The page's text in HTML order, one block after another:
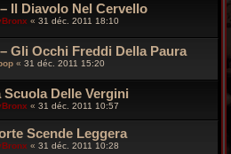
Il Diavolo Nel Cervello
« 31 déc. 2011 18:10
Gli Occhi Freddi Della Paura
« 31 déc. 2011 15:20
Scuola Delle Vergini
« 31 déc. 2011 10:57
Scende Leggera
« 31 déc. 2011 10:28